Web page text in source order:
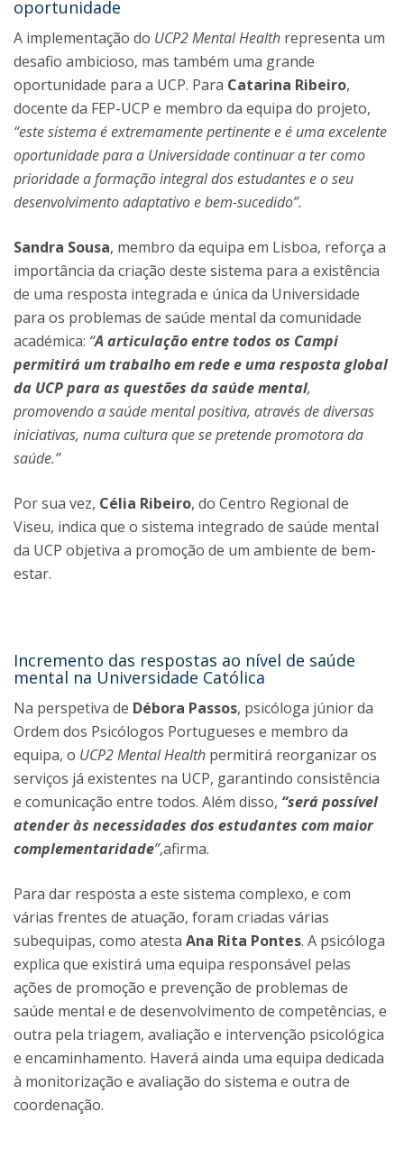
oportunidade
A implementação do UCP2 Mental Health representa um
desafio ambicioso, mas também uma grande
oportunidade para a UCP. Para Catarina Ribeiro,
docente da FEP-UCP e membro da equipa do projeto,
“este sistema é extremamente pertinente e é uma excelente
oportunidade para a Universidade continuar a ter como
prioridade a formação integral dos estudantes e o seu
desenvolvimento adaptativo e bem-sucedido”.
Sandra Sousa, membro da equipa em Lisboa, reforça a
importância da criação deste sistema para a existência
de uma resposta integrada e única da Universidade
para os problemas de saúde mental da comunidade
académica: “A articulação entre todos os Campi
permitirá um trabalho em rede e uma resposta global
da UCP para as questões da saúde mental,
promovendo a saúde mental positiva, através de diversas
iniciativas, numa cultura que se pretende promotora da
saúde.”
Por sua vez, Célia Ribeiro, do Centro Regional de
Viseu, indica que o sistema integrado de saúde mental
da UCP objetiva a promoção de um ambiente de bem-
estar.
Incremento das respostas ao nível de saúde
mental na Universidade Católica
Na perspetiva de Débora Passos, psicóloga júnior da
Ordem dos Psicólogos Portugueses e membro da
equipa, o UCP2 Mental Health permitirá reorganizar os
serviços já existentes na UCP, garantindo consistência
e comunicação entre todos. Além disso, “será possível
atender às necessidades dos estudantes com maior
complementaridade”,afirma.
Para dar resposta a este sistema complexo, e com
várias frentes de atuação, foram criadas várias
subequipas, como atesta Ana Rita Pontes. A psicóloga
explica que existirá uma equipa responsável pelas
ações de promoção e prevenção de problemas de
saúde mental e de desenvolvimento de competências, e
outra pela triagem, avaliação e intervenção psicológica
e encaminhamento. Haverá ainda uma equipa dedicada
à monitorização e avaliação do sistema e outra de
coordenação.